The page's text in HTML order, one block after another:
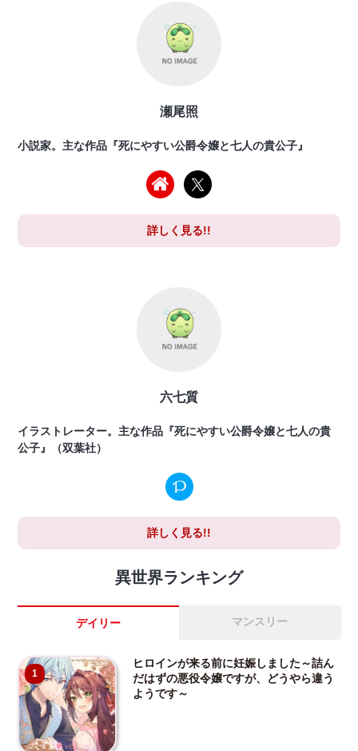
瀬尾照
小説家。主な作品『死にやすい公爵令嬢と七人の貴公子』
詳しく見る!!
六七質
イラストレーター。主な作品『死にやすい公爵令嬢と七人の貴
公子』（双葉社）
詳しく見る!!
異世界ランキング
デイリー マンスリー
1
ヒロインが来る前に妊娠しました～詰ん
だはずの悪役令嬢ですが、どうやら違う
ようです～